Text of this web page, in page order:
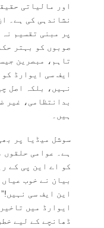
اور مالیاتی
نشاندہی کی ہے۔
پر مبنی تقسیم
صوبوں کو بہتر
تاہم، مبصرین
ایف سی ایوارڈ
نہیں، بلکہ اصل
بدانتظامی، غیر
ہیں۔
سوشل میڈیا پر
ہے۔ عوامی حلقوں
کو اے این پی کے
بیان نے خوب
این ایف سی
ایوارڈ میں
ڈھانچے کے لیے